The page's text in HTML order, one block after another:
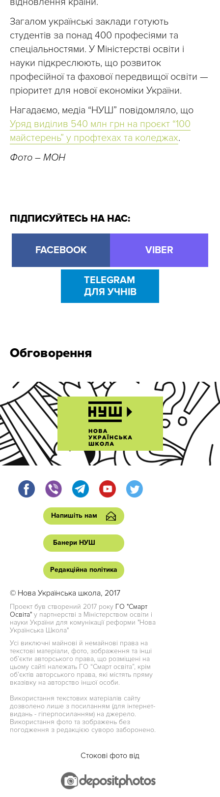
Загалом українські заклади готують
студентів за понад 400 професіями та
спеціальностями. У Міністерстві освіти і
науки підкреслюють, що розвиток
професійної та фахової передвищої освіти —
пріоритет для нової економіки України.
Нагадаємо, медіа “НУШ” повідомляло, що
Уряд виділив 540 млн грн на проєкт “100
майстерень” у профтехах та коледжах.
Фото – МОН
ПІДПИСУЙТЕСЬ НА НАС:
FACEBOOK VIBER
TELEGRAM
ДЛЯ УЧНІВ
Обговорення
Напишіть нам
Банери НУШ
Редакційна політика
© Нова Українська школа, 2017
Проект був створений 2017 року ГО "Смарт
Освіта" у партнерстві з Міністерством освіти і
науки України для комунікації реформи "Нова
Українська Школа"
Усі виключні майнові й немайнові права на
текстові матеріали, фото, зображення та інші
об’єкти авторського права, що розміщені на
цьому сайті належать ГО “Смарт освіта”, крім
об’єктів авторського права, які містять пряму
вказівку на авторство іншої особи.
Використання текстових матеріалів сайту
дозволено лише з посиланням (для інтернет-
видань - гіперпосиланням) на джерело.
Використання фото та зображень без
погодження з редакцією суворо заборонено.
Стокові фото від